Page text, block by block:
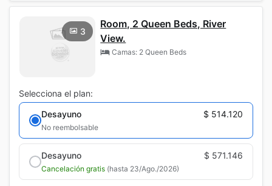
3
Room, 2 Queen Beds, River
View.
Camas: 2 Queen Beds
Selecciona el plan:
Desayuno
$ 514.120
No reembolsable
Desayuno $ 571.146
Cancelación gratis (hasta 23/Ago./2026)